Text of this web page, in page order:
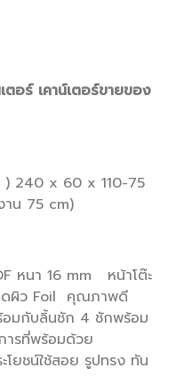
ตอร์ เคาน์เตอร์ขายของ
) 240 x 60 x 110-75
าน 75 cm)
หนา 16 mm หน้าโต๊ะ
ปิดผิว Foil คุณภาพดี
อมกับลิ้นชัก 4 ชักพร้อม
ารที่พร้อมด้วย
โยชน์ใช้สอย รูปทรง ทัน